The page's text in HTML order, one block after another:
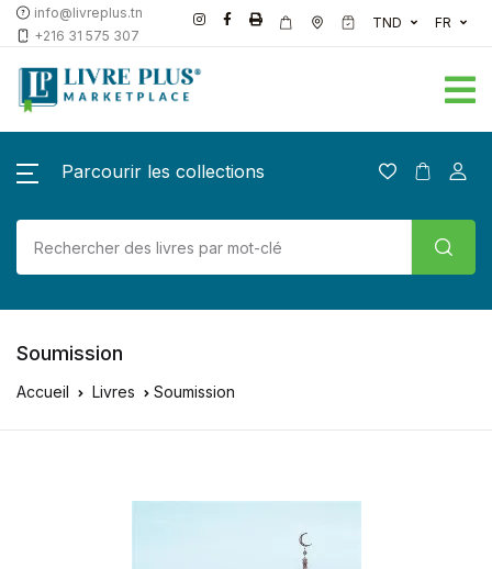
info@livreplus.tn
+216 31 575 307
TND FR
Parcourir les collections
Soumission
Accueil Livres Soumission